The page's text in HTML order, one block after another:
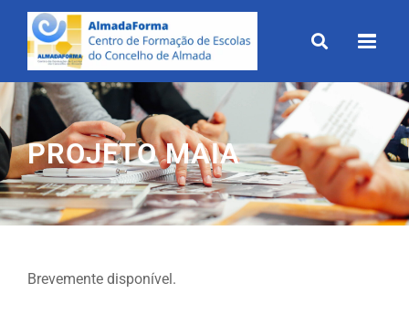
content
PROJETO MAIA
Brevemente disponível.